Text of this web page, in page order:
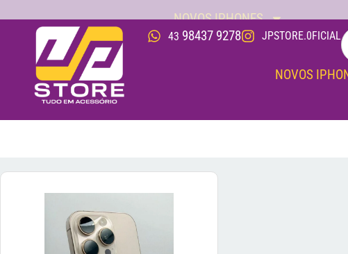
NOVOS IPHONES
43 98437 9278 JPSTORE.0FICIAL
NOVOS